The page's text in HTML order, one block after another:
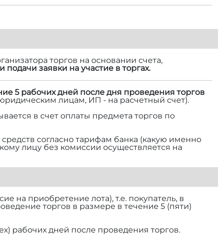
торгов на основании счета,
подачи заявки на участие в торгах.
5 рабочих дней после дня проведения торгов
лицам, ИП - на расчетный счет).
в счет оплаты предмета торгов по
согласно тарифам банка (какую именно
лицу без комиссии осуществляется на
на приобретение лота), т.е. покупатель, в
торгов в размере в течение 5 (пяти)
рабочих дней после проведения торгов.